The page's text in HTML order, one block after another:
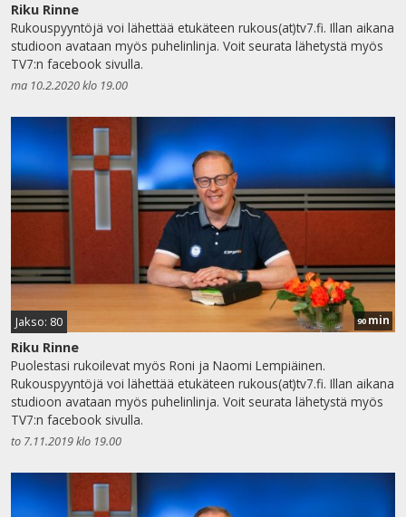
Riku Rinne
Rukouspyyntöjä voi lähettää etukäteen rukous(at)tv7.fi. Illan aikana
studioon avataan myös puhelinlinja. Voit seurata lähetystä myös
TV7:n facebook sivulla.
ma 10.2.2020 klo 19.00
Jakso: 80 90 min
Riku Rinne
Puolestasi rukoilevat myös Roni ja Naomi Lempiäinen.
Rukouspyyntöjä voi lähettää etukäteen rukous(at)tv7.fi. Illan aikana
studioon avataan myös puhelinlinja. Voit seurata lähetystä myös
TV7:n facebook sivulla.
to 7.11.2019 klo 19.00